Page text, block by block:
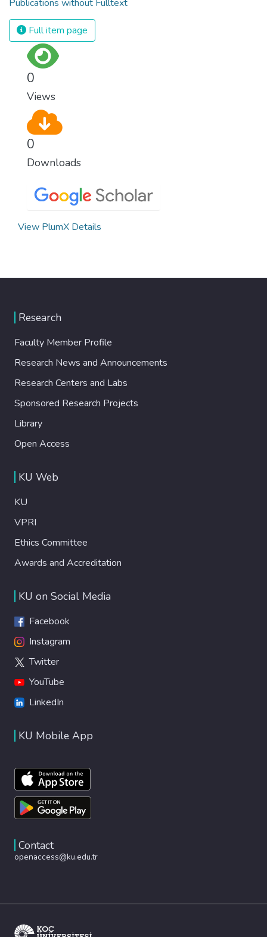
Publications without Fulltext
Full item page
0
Views
0
Downloads
View PlumX Details
Research
Faculty Member Profile
Research News and Announcements
Research Centers and Labs
Sponsored Research Projects
Library
Open Access
KU Web
KU
VPRI
Ethics Committee
Awards and Accreditation
KU on Social Media
Facebook
Instagram
Twitter
YouTube
LinkedIn
KU Mobile App
Contact
openaccess@ku.edu.tr